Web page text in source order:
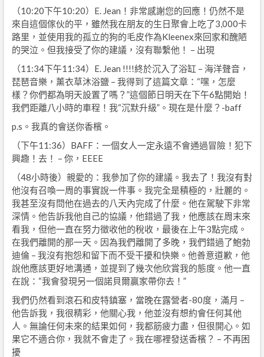
（10:20下午10:20）E. Jean！非常感謝您的回應！仍然不是
來自這個傢伙的平，雖然我在朋友的生日聚會上吃了3,000卡
路里，並使用我的孤立的狗的毛皮作為Kleenex來回家和醜陋
的哭泣。但我接受了你的建議，沒有聯繫他！ – 出現
（11:34下午11:34）E. Jean !!!!終於沉入了浴缸 – 海洋聲音，
琵琶音樂，薰衣草沐浴鹽 – 我得到了這篇文章：“嘿，怎麼
樣？你們都為明天設置了嗎？”這個節日明天在下午6點開始！
我們距離八小時的車程！我“沉默升級”。現在是什麼？-baff
p.s。我真的會送你香檳。
（下午11:36）BAFF：一個女人一定永遠不會通過冒險！犯下
興趣！去！ – 你，EEEE
（48小時後）親愛的：我參加了你的建議。我去了！我沒有對
他沒有召喚一周的事實說一件事。我完全是積極的，壯麗的。
我甚至沒有問他在過去的八天內完成了什麼。他在駕駛下非常
深情。他告訴我他自己的協議，他錯過了我，他應該在周末來
看我，但他一直在努力徵收他的稅收，最後在上午3點完成。
在我們離開的那一天。因為我們離開了多晚，我們錯過了鮑勃
迪倫 – 我沒有抱怨和留下而不受干擾和快樂。他善意道歉，他
說他應該更好地溝通，並提到了幾次他欣賞我的態度。他一直
在說：“我會發現另一個諾貝爾贏家帶你去！”
我們仍然看到滾石和皮特鎮塞，當晚在露營者-80度，滿月 –
他告訴我，我很精彩，他關心我，他並沒有想約會任何其他
人。無論任何未來的結果如何，我都筋疲力盡，但很開心。如
果它不適合你，我就不會走了。我在哪裡發送香檳？ – 不再困
擾